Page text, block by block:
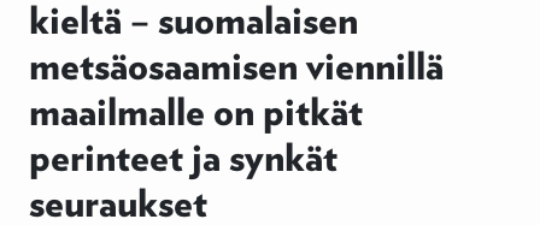
kieltä – suomalaisen
metsäosaamisen viennillä
maailmalle on pitkät
perinteet ja synkät
seuraukset